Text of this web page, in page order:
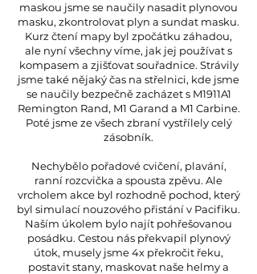
maskou jsme se naučily nasadit plynovou
masku, zkontrolovat plyn a sundat masku.
Kurz čtení mapy byl zpočátku záhadou,
ale nyní všechny víme, jak jej používat s
kompasem a zjišťovat souřadnice. Strávily
jsme také nějaký čas na střelnici, kde jsme
se naučily bezpečně zacházet s M1911A1
Remington Rand, M1 Garand a M1 Carbine.
Poté jsme ze všech zbraní vystřílely celý
zásobník.
Nechybělo pořadové cvičení, plavání,
ranní rozcvička a spousta zpěvu. Ale
vrcholem akce byl rozhodně pochod, který
byl simulací nouzového přistání v Pacifiku.
Naším úkolem bylo najít pohřešovanou
posádku. Cestou nás překvapil plynový
útok, musely jsme 4x překročit řeku,
postavit stany, maskovat naše helmy a